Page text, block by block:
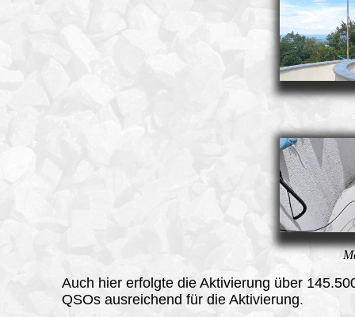
Auch hier erfolgte die Aktivierung über
QSOs ausreichend für die Aktivierung.